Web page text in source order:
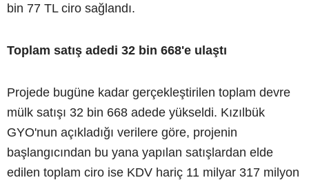
bin 77 TL ciro sağlandı.
Toplam satış adedi 32 bin 668'e ulaştı
Projede bugüne kadar gerçekleştirilen toplam devre
mülk satışı 32 bin 668 adede yükseldi. Kızılbük
GYO'nun açıkladığı verilere göre, projenin
başlangıcından bu yana yapılan satışlardan elde
edilen toplam ciro ise KDV hariç 11 milyar 317 milyon